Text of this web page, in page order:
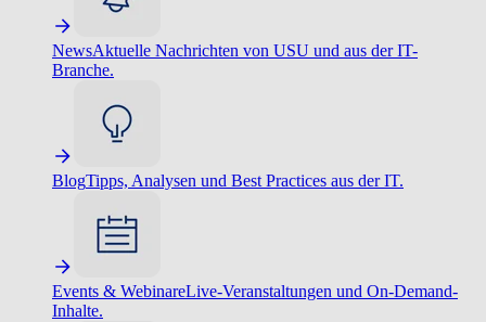
NewsAktuelle Nachrichten von USU und aus der IT-
Branche.
BlogTipps, Analysen und Best Practices aus der IT.
Events & WebinareLive-Veranstaltungen und On-Demand-
Inhalte.